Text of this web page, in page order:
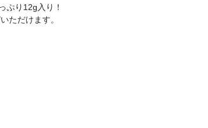
ぷり12g入り！
ただけます。